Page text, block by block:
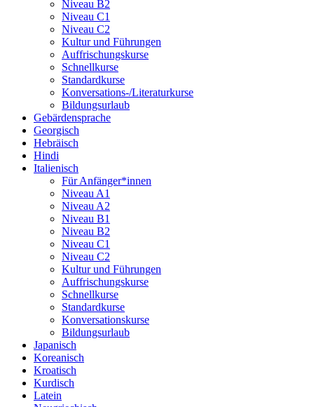
Niveau B2
Niveau C1
Niveau C2
Kultur und Führungen
Auffrischungskurse
Schnellkurse
Standardkurse
Konversations-/Literaturkurse
Bildungsurlaub
Gebärdensprache
Georgisch
Hebräisch
Hindi
Italienisch
Für Anfänger*innen
Niveau A1
Niveau A2
Niveau B1
Niveau B2
Niveau C1
Niveau C2
Kultur und Führungen
Auffrischungskurse
Schnellkurse
Standardkurse
Konversationskurse
Bildungsurlaub
Japanisch
Koreanisch
Kroatisch
Kurdisch
Latein